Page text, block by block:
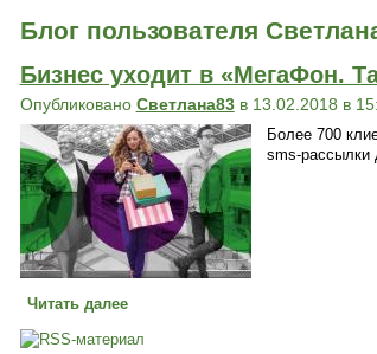
Блог пользователя
Бизнес уходит в «МегаФон.
Опубликовано Светлана83в 13.02.2018 в
Более 700
sms-рассылки
Читать далее